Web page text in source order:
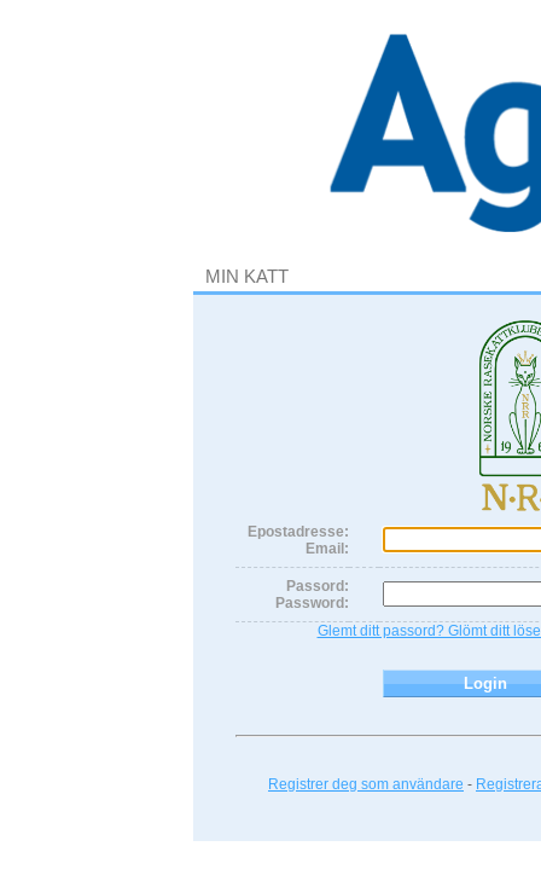
MIN KATT
Epostadresse:
Email:
Passord:
Password:
Glemt ditt passord? Glömt ditt
Registrer deg som användare -